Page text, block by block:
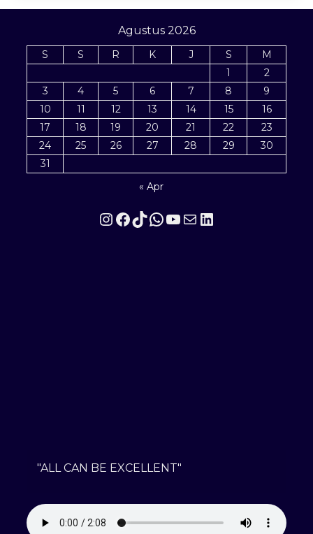
Agustus 2026
S S R K J S
M
1
2
3
4 5 6 7 8
9
10
11 12 13 14 15
16
17
18 19 20 21 22
23
24
25 26 27 28 29
30
31
« Apr
Instagram
Facebook
TikTok
WhatsApp
YouTube
MailLinkedIn
"ALL CAN BE EXCELLENT"